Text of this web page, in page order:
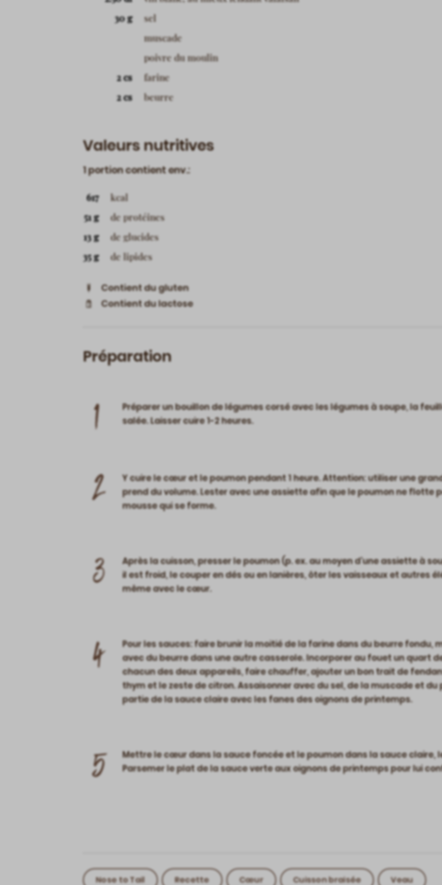
30 g
sel
muscade
poivre du moulin
2 cs
farine
2 cs
beurre
Valeurs nutritives
1 portion contient env.:
617
kcal
51 g
de protéines
13 g
de glucides
35 g
de lipides
Contient du gluten
Contient du lactose
Préparation
1
Préparer un bouillon de légumes corsé avec les légumes à soupe, la
salée. Laisser cuire 1-2 heures.
2
Y cuire le cœur et le poumon pendant 1 heure. Attention: utiliser une
prend du volume. Lester avec une assiette afin que le poumon ne flotte
mousse qui se forme.
3
Après la cuisson, presser le poumon (p. ex. au moyen d’une assiette à
il est froid, le couper en dés ou en lanières, ôter les vaisseaux et autres
même avec le cœur.
4
Pour les sauces: faire brunir la moitié de la farine dans du beurre fondu,
avec du beurre dans une autre casserole. Incorporer au fouet un quart
chacun des deux appareils, faire chauffer, ajouter un bon trait de
thym et le zeste de citron. Assaisonner avec du sel, de la muscade et du
partie de la sauce claire avec les fanes des oignons de printemps.
5
Mettre le cœur dans la sauce foncée et le poumon dans la sauce claire,
Parsemer le plat de la sauce verte aux oignons de printemps pour lui
Nose to Tail Recette Cœur Cuisson braisée Veau